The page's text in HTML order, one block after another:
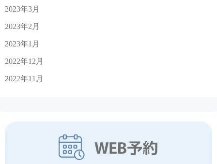
2023年3月
2023年2月
2023年1月
2022年12月
2022年11月